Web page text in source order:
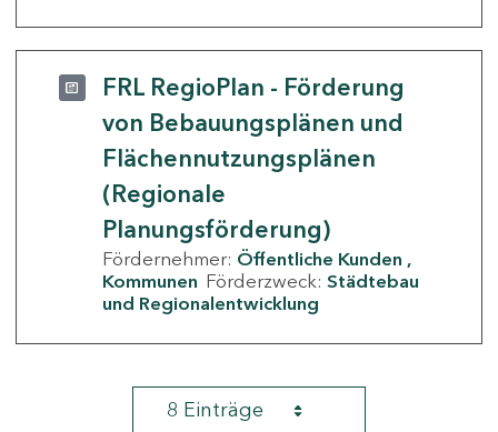
FRL RegioPlan - Förderung
von Bebauungsplänen und
Flächennutzungsplänen
(Regionale
Planungsförderung)
Fördernehmer: Öffentliche Kunden
Kommunen Förderzweck: Städtebau
und Regionalentwicklung
8 Einträge